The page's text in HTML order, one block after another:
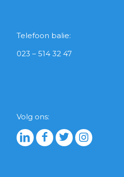
Telefoon balie:
023 – 514 32 47
Volg ons: